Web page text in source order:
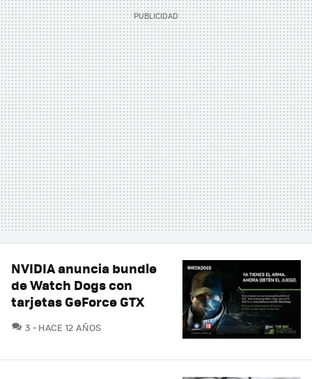
NVIDIA anuncia bundle
de Watch Dogs con
tarjetas GeForce GTX
3 COMENTARIOS
HACE 12 AÑOS